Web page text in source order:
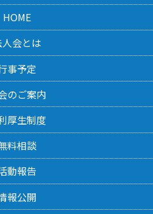
HOME
会とは
事予定
のご案内
厚生制度
料相談
動報告
報公開